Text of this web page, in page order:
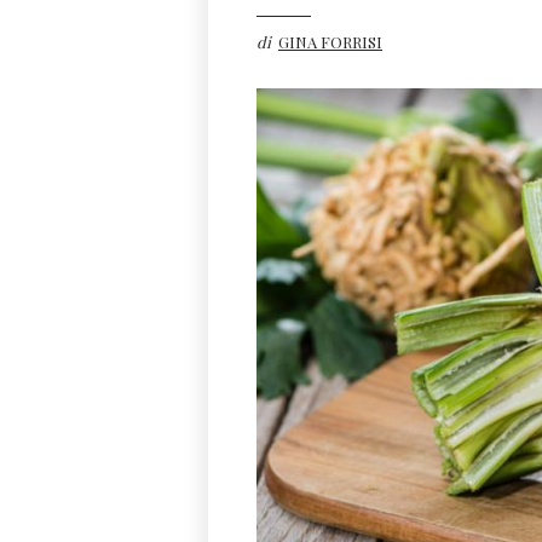
di GINA FORRISI